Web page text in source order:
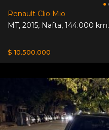
Renault Clio Mio
MT, 2015, Nafta, 144.000 km.
$ 10.500.000